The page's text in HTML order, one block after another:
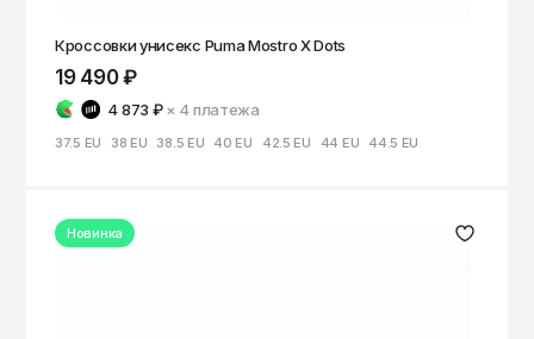
Кроссовки унисекс Puma Mostro X Dots
19 490 ₽
4 873 ₽ × 4платежа
37.5 EU 38 EU 38.5 EU 40 EU 42.5 EU 44 EU 44.5 EU
Новинка